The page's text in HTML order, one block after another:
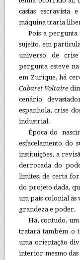
castas escravista
máquina traria
Pois a pergunta
sujeito, em
universo de
pergunta esteve
em Zurique, há
Cabaret Voltaire
cenário
espanhola, crise
industrial.
Época do
esfacelamento do
instituições, a
derrocada do
limites, de certa
do projeto dada,
um país colonial às
grandeza e poder.
Há, contudo,
tratará também o
uma orientação
interior mesmo